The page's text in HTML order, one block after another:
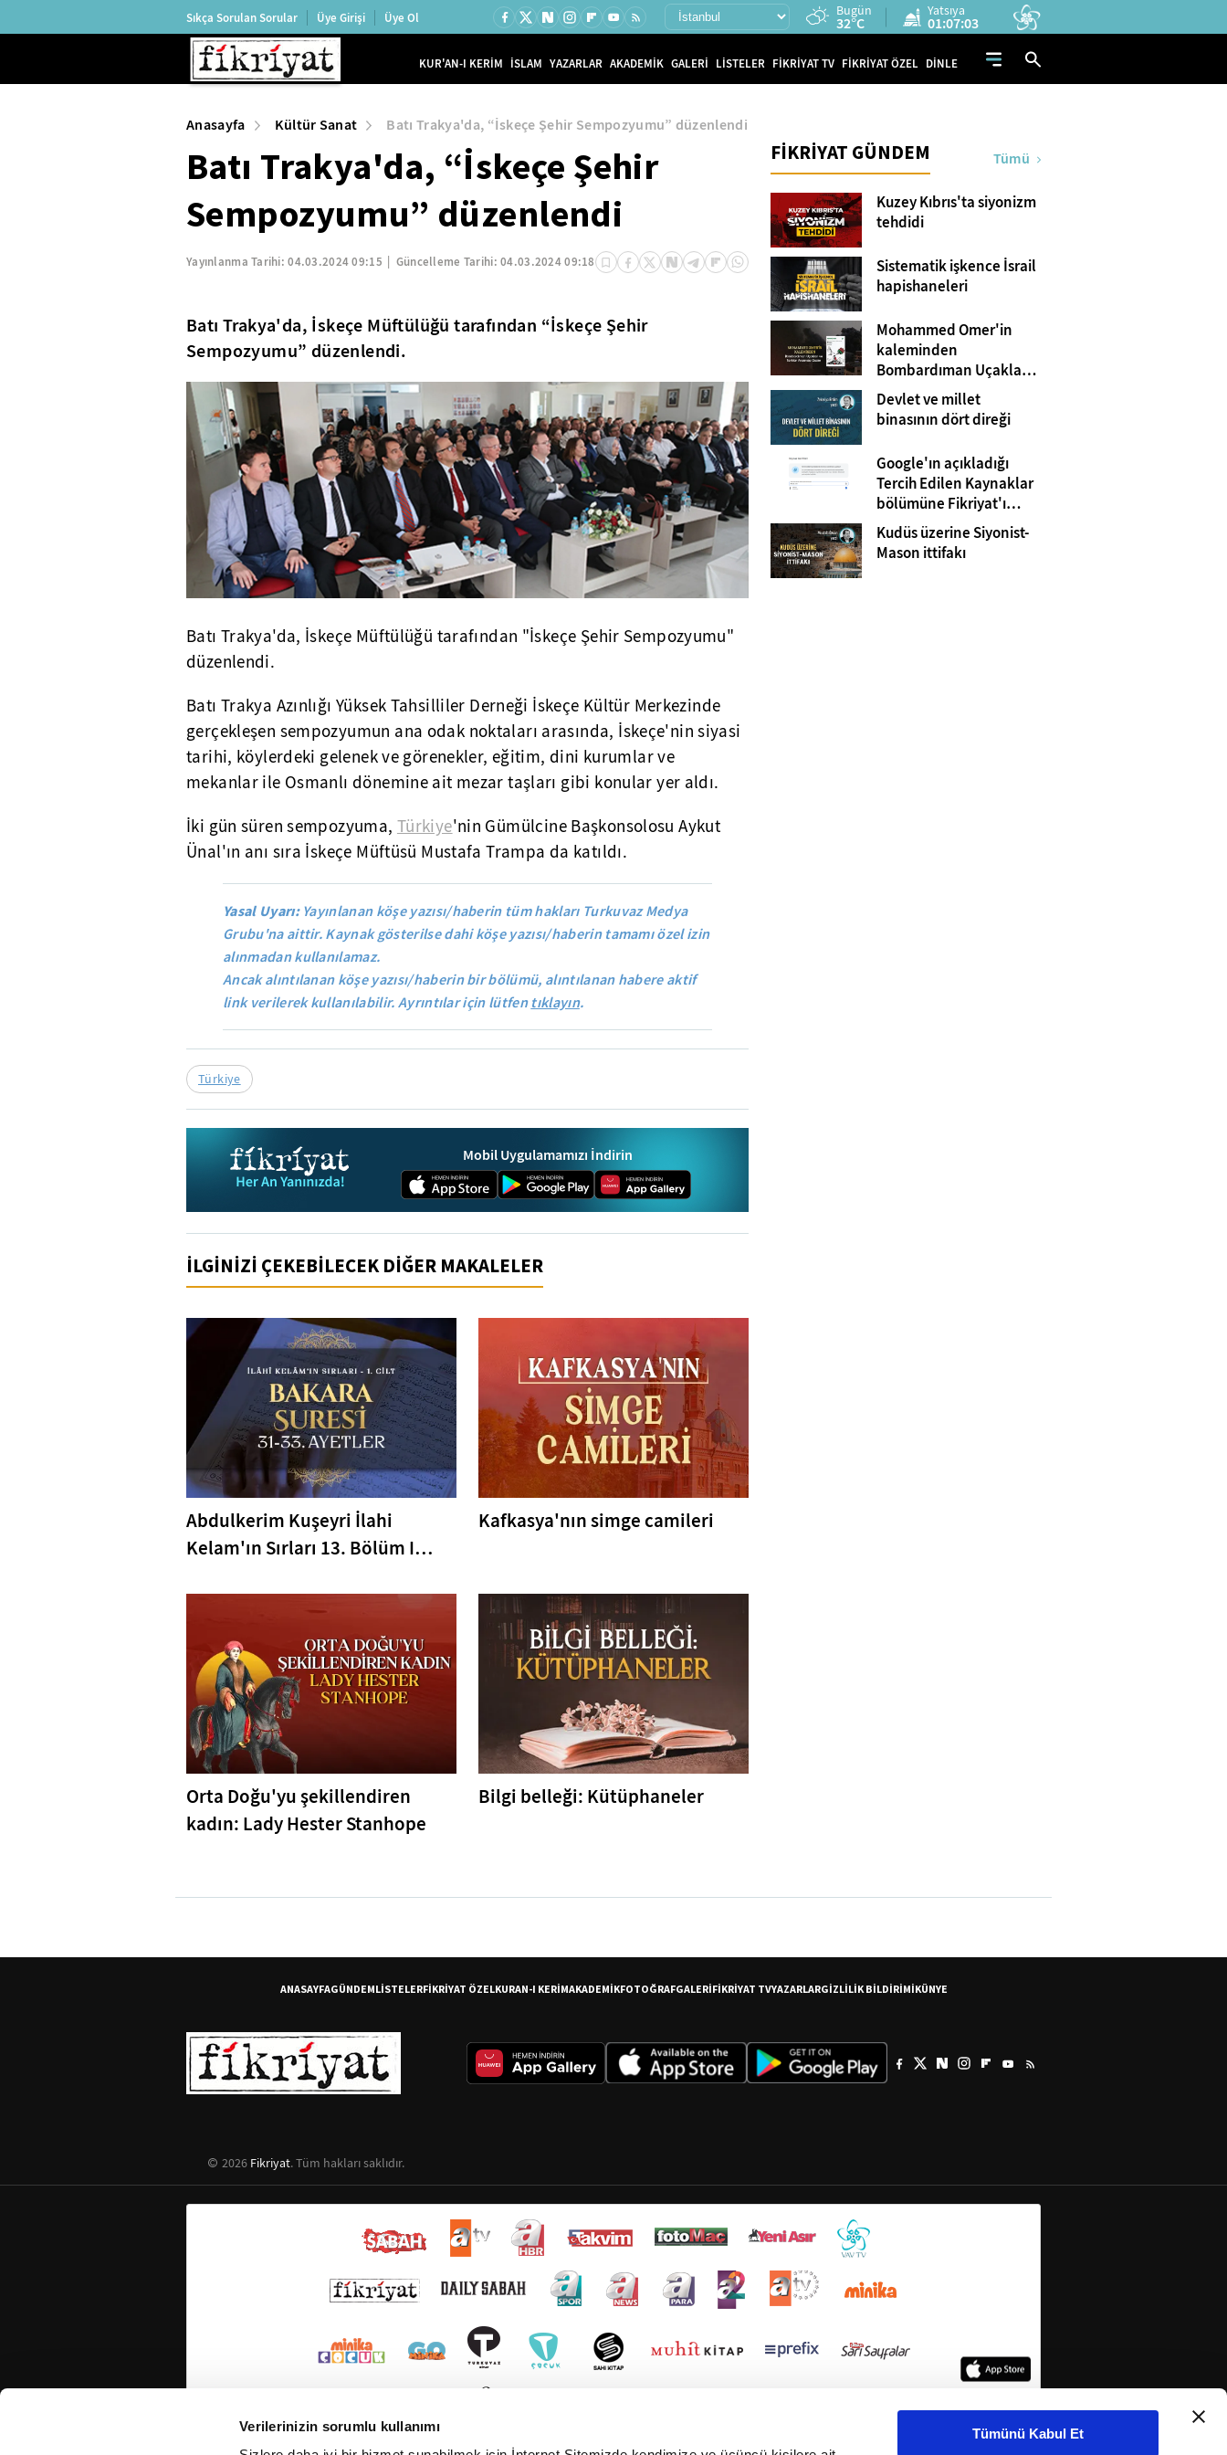
Verilerinizin sorumlu kullanımı
Tümünü Kabul Et
Sıkça Sorulan Sorular Üye Girişi Üye Ol Bugün
32°C
Yatsıya
01:07:02
KUR'AN-I KERİM İSLAM YAZARLAR AKADEMİK GALERİ LİSTELER FİKRİYAT TV FİKRİYAT ÖZEL DİNLE
Anasayfa Kültür Sanat Batı Trakya'da, “İskeçe Şehir Sempozyumu” düzenlendi
Batı Trakya'da, “İskeçe Şehir
Sempozyumu” düzenlendi
Yayınlanma Tarihi:04.03.2024 09:15 Güncelleme Tarihi:04.03.2024 09:18
Batı Trakya'da, İskeçe Müftülüğü tarafından “İskeçe Şehir
Sempozyumu” düzenlendi.
Batı Trakya'da, İskeçe Müftülüğü tarafından "İskeçe Şehir Sempozyumu"
düzenlendi.
Batı Trakya Azınlığı Yüksek Tahsilliler Derneği İskeçe Kültür Merkezinde
gerçekleşen sempozyumun ana odak noktaları arasında, İskeçe'nin siyasi
tarihi, köylerdeki gelenek ve görenekler, eğitim, dini kurumlar ve
mekanlar ile Osmanlı dönemine ait mezar taşları gibi konular yer aldı.
İki gün süren sempozyuma, Türkiye'nin Gümülcine Başkonsolosu Aykut
Ünal'ın anı sıra İskeçe Müftüsü Mustafa Trampa da katıldı.
Yasal Uyarı:Yayınlanan köşe yazısı/haberin tüm hakları Turkuvaz Medya
Grubu'na aittir. Kaynak gösterilse dahi köşe yazısı/haberin tamamı özel izin
alınmadan kullanılamaz.
Ancak alıntılanan köşe yazısı/haberin bir bölümü, alıntılanan habere aktif
link verilerek kullanılabilir. Ayrıntılar için lütfentıklayın.
Türkiye
Mobil Uygulamamızı İndirin
İLGİNİZİ ÇEKEBİLECEK DİĞER MAKALELER
Abdulkerim Kuşeyri İlahi
Kelam'ın Sırları 13. Bölüm I
Kafkasya'nın simge camileri
Orta Doğu'yu şekillendiren
kadın: Lady Hester Stanhope
Bilgi belleği: Kütüphaneler
FİKRİYAT GÜNDEM Tümü
Kuzey Kıbrıs'ta siyonizm
tehdidi
Sistematik işkence İsrail
hapishaneleri
Mohammed Omer'in
kaleminden
Bombardıman Uçakları
ve Tanklar Arasında
Gazze
Devlet ve millet
binasının dört direği
Google'ın açıkladığı
Tercih Edilen Kaynaklar
bölümüne Fikriyat'ı
eklemeyi unutmayın!
Kudüs üzerine Siyonist-
Mason ittifakı
ANASAYFAGÜNDEMLİSTELERFİKRİYAT ÖZELKURAN-I KERİMAKADEMİKFOTOĞRAFGALERİFİKRİYAT TVYAZARLARGİZLİLİK BİLDİRİMİKÜNYE
2026 Fikriyat. Tüm hakları saklıdır.